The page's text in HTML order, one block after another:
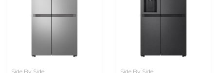
Side By Side Side By Side